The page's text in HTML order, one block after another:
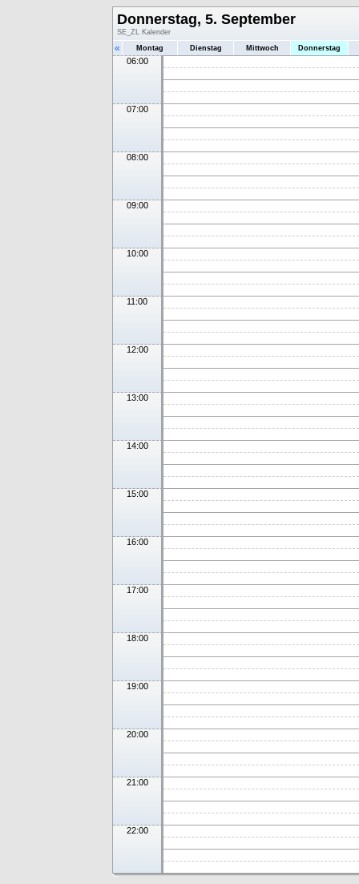
Donnerstag, 5. September
SE_ZL Kalender
« Montag Dienstag Mittwoch Donnerstag
06:00
07:00
08:00
09:00
10:00
11:00
12:00
13:00
14:00
15:00
16:00
17:00
18:00
19:00
20:00
21:00
22:00